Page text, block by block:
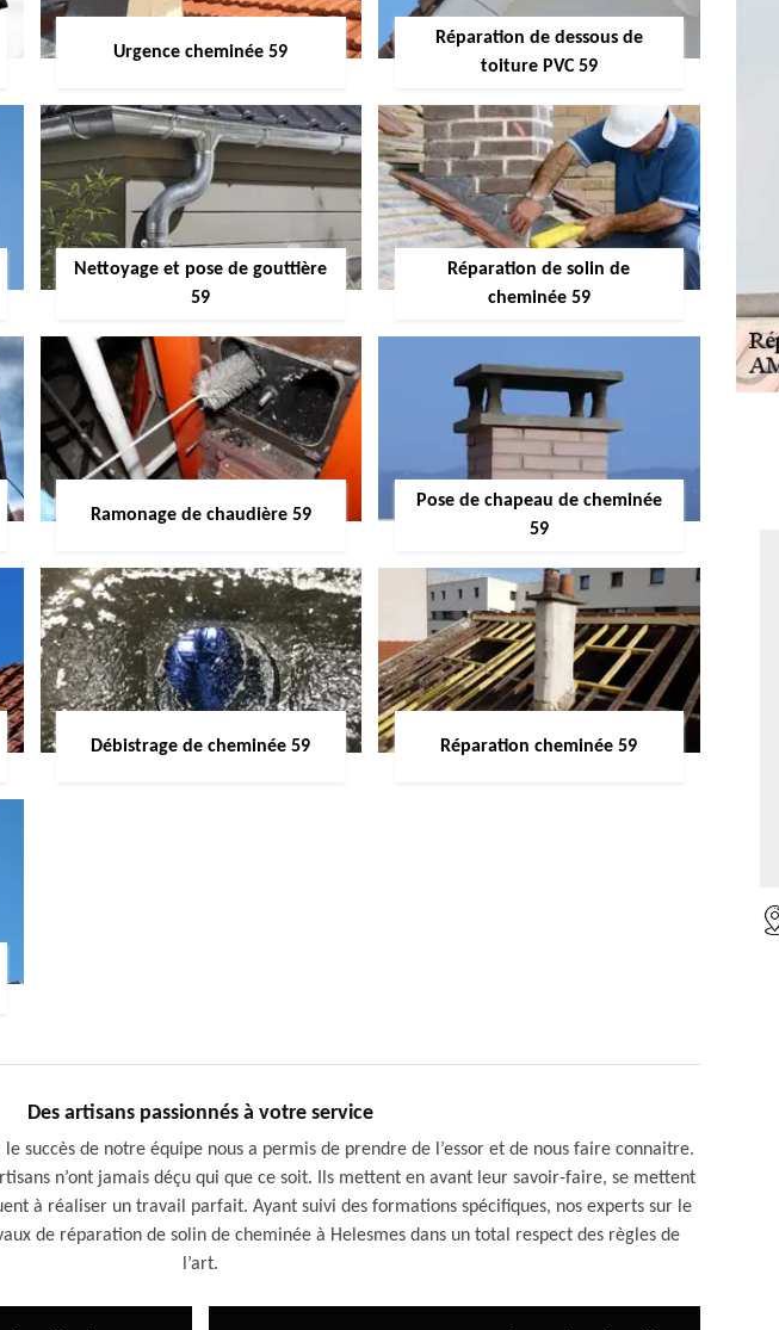
Urgence cheminée 59
Réparation de dessous de
toiture PVC 59
Nettoyage et pose de gouttière
59
Réparation de solin de
cheminée 59
Ramonage de chaudière 59
Pose de chapeau de cheminée
59
Débistrage de cheminée 59 Réparation cheminée 59
Des artisans passionnés à votre service
succès de notre équipe nous a permis de prendre de l’essor et de nous faire connaitre.
n’ont jamais déçu qui que ce soit. Ils mettent en avant leur savoir-faire, se mettent
à réaliser un travail parfait. Ayant suivi des formations spécifiques, nos experts sur le
de réparation de solin de cheminée à Helesmes dans un total respect des règles de
l’art.